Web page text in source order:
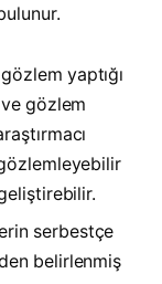
yaptığı
ve gözlem
serbestçe
belirlenmiş